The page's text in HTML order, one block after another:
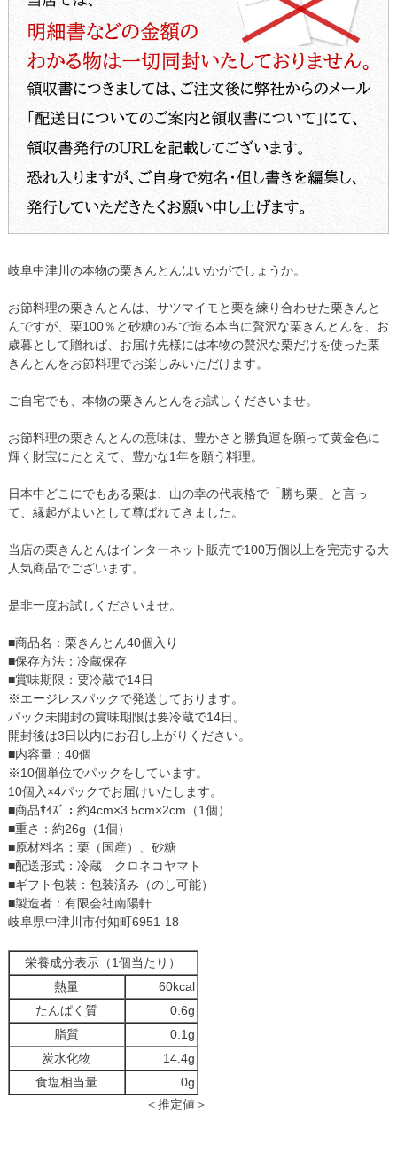
岐阜中津川の本物の栗きんとんはいかがでしょうか。
お節料理の栗きんとんは、サツマイモと栗を練り合わせた栗きんと
んですが、栗100％と砂糖のみで造る本当に贅沢な栗きんとんを、お
歳暮として贈れば、お届け先様には本物の贅沢な栗だけを使った栗
きんとんをお節料理でお楽しみいただけます。
ご自宅でも、本物の栗きんとんをお試しくださいませ。
お節料理の栗きんとんの意味は、豊かさと勝負運を願って黄金色に
輝く財宝にたとえて、豊かな1年を願う料理。
日本中どこにでもある栗は、山の幸の代表格で「勝ち栗」と言っ
て、縁起がよいとして尊ばれてきました。
当店の栗きんとんはインターネット販売で100万個以上を完売する大
人気商品でございます。
是非一度お試しくださいませ。
■商品名：栗きんとん40個入り
■保存方法：冷蔵保存
■賞味期限：要冷蔵で14日
※エージレスパックで発送しております。
パック未開封の賞味期限は要冷蔵で14日。
開封後は3日以内にお召し上がりください。
■内容量：40個
※10個単位でパックをしています。
10個入×4パックでお届けいたします。
■商品ｻｲｽﾞ：約4cm×3.5cm×2cm（1個）
■重さ：約26g（1個）
■原材料名：栗（国産）、砂糖
■配送形式：冷蔵 クロネコヤマト
■ギフト包装：包装済み（のし可能）
■製造者：有限会社南陽軒
岐阜県中津川市付知町6951-18
栄養成分表示（1個当たり）
熱量
60kcal
たんぱく質
0.6g
脂質
0.1g
炭水化物
14.4g
食塩相当量
0g
＜推定値＞